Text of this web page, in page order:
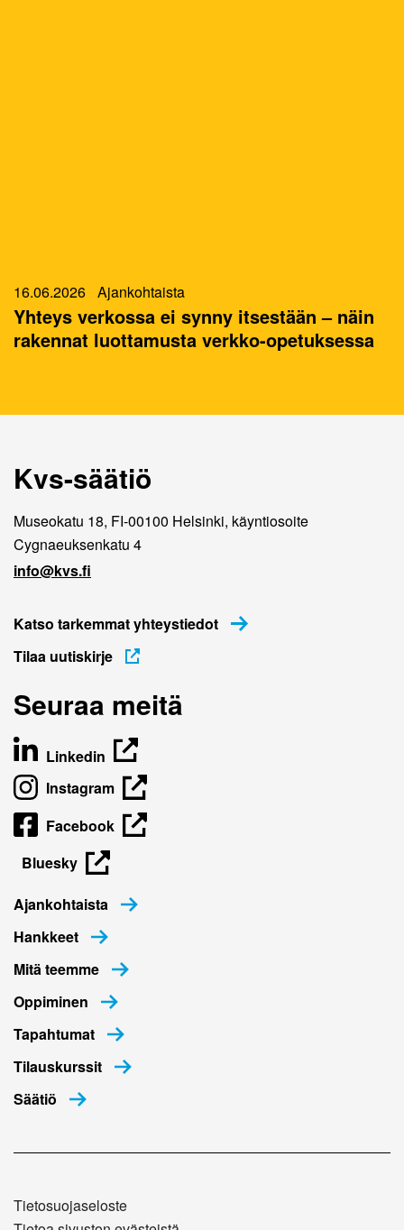
16.06.2026 Ajankohtaista
Yhteys verkossa ei synny itsestään – näin
rakennat luottamusta verkko-opetuksessa
Kvs-säätiö
Museokatu 18, FI-00100 Helsinki, käyntiosoite
Cygnaeuksenkatu 4
info@kvs.fi
Katso tarkemmat yhteystiedot
Tilaa uutiskirje
Seuraa meitä
Linkedin
Instagram
Facebook
Bluesky
Ajankohtaista
Hankkeet
Mitä teemme
Oppiminen
Tapahtumat
Tilauskurssit
Säätiö
Tietosuojaseloste